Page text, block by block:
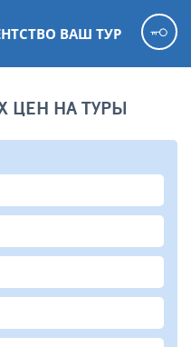
ВАШ ТУР
НА ТУРЫ